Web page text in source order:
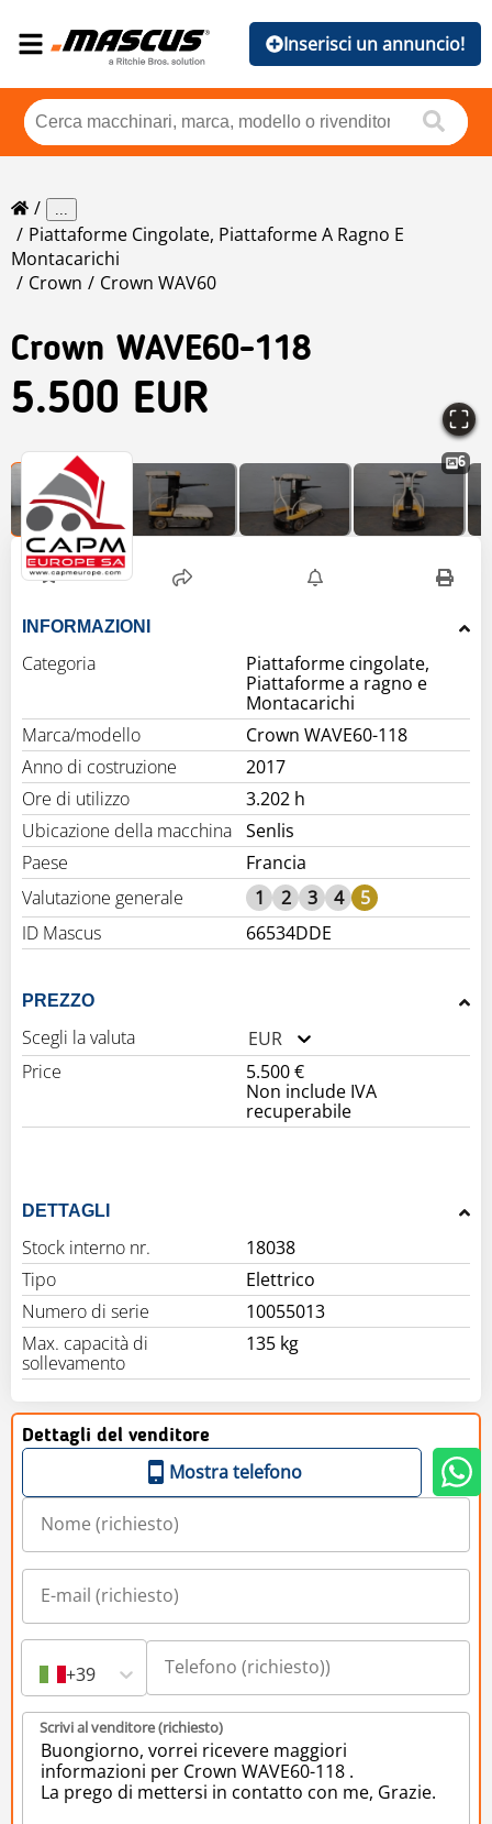
Inserisci un annuncio!
...
Piattaforme Cingolate, Piattaforme A Ragno E
Montacarichi
Crown
Crown WAV60
Crown WAVE60-118
5.500 EUR
6
INFORMAZIONI
Categoria
Piattaforme cingolate,
Piattaforme a ragno e
Montacarichi
Marca/modello
Crown WAVE60-118
Anno di costruzione
2017
Ore di utilizzo
3.202 h
Ubicazione della macchina Senlis
Paese
Francia
Valutazione generale
1 2 3 4
5
ID Mascus
66534DDE
PREZZO
Scegli la valuta
EUR
Price
5.500 €
Non include IVA
recuperabile
DETTAGLI
Stock interno nr.
18038
Tipo
Elettrico
Numero di serie
10055013
Max. capacità di
sollevamento
135 kg
Dettagli del venditore
Mostra telefono
+39
Scrivi al venditore (richiesto)